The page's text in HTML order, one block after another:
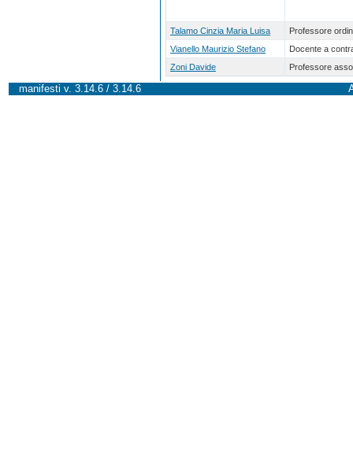
Talamo Cinzia Maria Luisa
Professore
Vianello Maurizio Stefano
Docente a
Zoni Davide
Professore
manifesti v. 3.14.6 / 3.14.6